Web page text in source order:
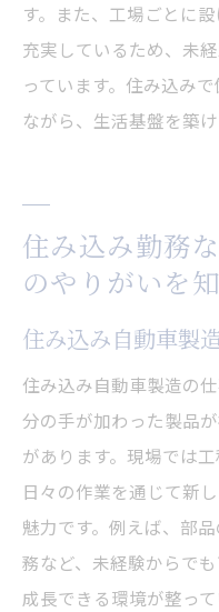
す。また、工場ごとに
充実しているため、未
っています。住み込み
ながら、生活基盤を築
住み込み勤務
のやりがいを
住み込み自動車製
住み込み自動車製造の
分の手が加わった製品
があります。現場では
日々の作業を通じて新
魅力です。例えば、部
務など、未経験からで
成長できる環境が整っ